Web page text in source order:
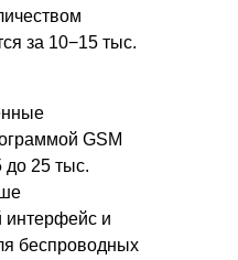
за 10−15 тыс.
GSM
до 25 тыс.
интерфейс и
беспроводных